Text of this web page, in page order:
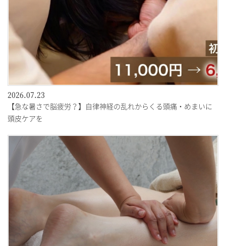
2026.07.23
【急な暑さで脳疲労？】自律神経の乱れからくる頭痛・めまいに
頭皮ケアを